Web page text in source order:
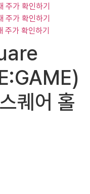
주가 확인하기
주가 확인하기
가 확인하기
퀘어 홀